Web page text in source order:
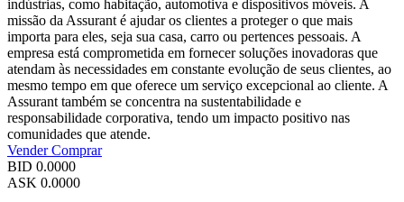
indústrias, como habitação, automotiva e dispositivos móveis. A
missão da Assurant é ajudar os clientes a proteger o que mais
importa para eles, seja sua casa, carro ou pertences pessoais. A
empresa está comprometida em fornecer soluções inovadoras que
atendam às necessidades em constante evolução de seus clientes, ao
mesmo tempo em que oferece um serviço excepcional ao cliente. A
Assurant também se concentra na sustentabilidade e
responsabilidade corporativa, tendo um impacto positivo nas
comunidades que atende.
VenderComprar
BID 0.0000
ASK 0.0000